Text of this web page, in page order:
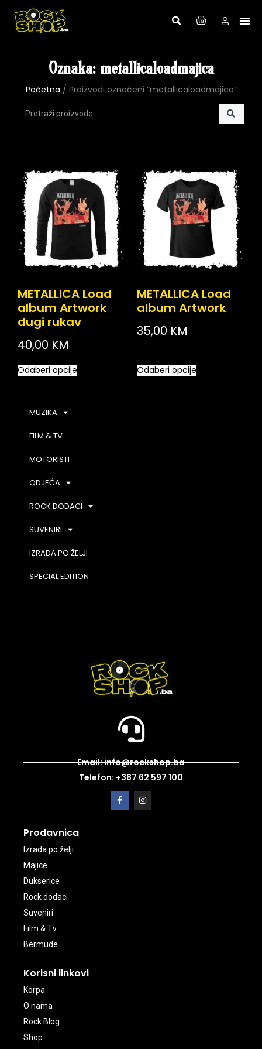
Oznaka: metallicaloadmajica
Početna / Proizvodi označeni “metallicaloadmajica”
METALLICA Load
album Artwork
dugi rukav
40,00 KM
Odaberi opcije
METALLICA Load
album Artwork
35,00 KM
Odaberi opcije
MUZIKA
FILM & TV
MOTORISTI
ODJEĆA
ROCK DODACI
SUVENIRI
IZRADA PO ŽELJI
SPECIAL EDITION
Email: info@rockshop.ba
Telefon: +387 62 597 100
Prodavnica
Izrada po želji
Majice
Dukserice
Rock dodaci
Suveniri
Film & Tv
Bermude
Korisni linkovi
Korpa
O nama
Rock Blog
Shop